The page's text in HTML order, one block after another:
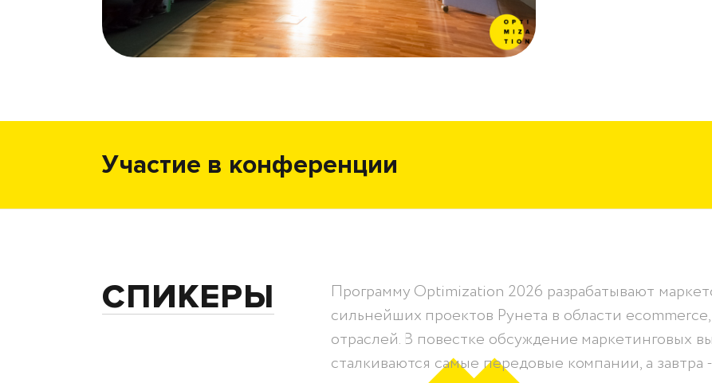
Участие в конференции
СПИКЕРЫ
Программу Optimization 2026 разрабатывают
сильнейших проектов Рунета в области
отраслей. В повестке обсуждение маркетинговых
сталкиваются самые передовые компании, а завтра